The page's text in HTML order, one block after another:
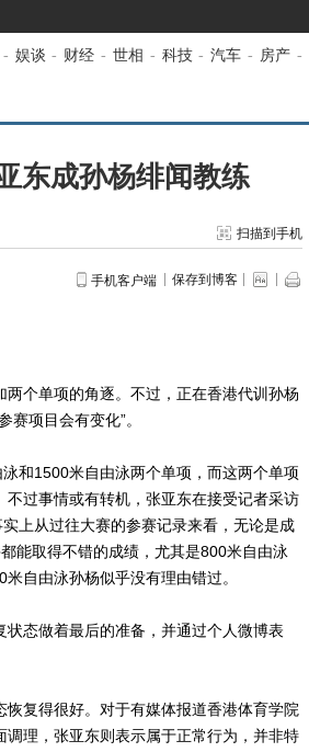
- 娱谈 - 财经 - 世相 - 科技 - 汽车 - 房产 -
东成孙杨绯闻教练
扫描到手机
手机客户端 保存到博客
个单项的角逐。不过，正在香港代训孙杨
项目会有变化”。
1500米自由泳两个单项，而这两个单项
过事情或有转机，张亚东在接受记者采访
上从过往大赛的参赛记录来看，无论是成
能取得不错的成绩，尤其是800米自由泳
自由泳孙杨似乎没有理由错过。
态做着最后的准备，并通过个人微博表
复得很好。对于有媒体报道香港体育学院
理，张亚东则表示属于正常行为，并非特